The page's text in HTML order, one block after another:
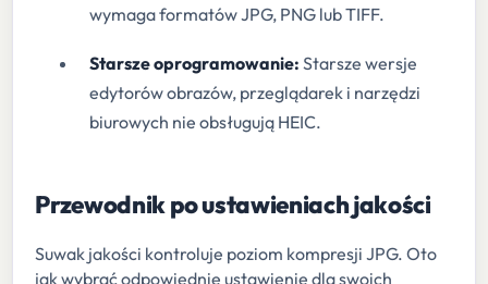
wymaga formatów JPG, PNG lub TIFF.
Starsze oprogramowanie: Starsze wersje
edytorów obrazów, przeglądarek i narzędzi
biurowych nie obsługują HEIC.
Przewodnik po ustawieniach jakości
Suwak jakości kontroluje poziom kompresji JPG. Oto
jak wybrać odpowiednie ustawienie dla swoich